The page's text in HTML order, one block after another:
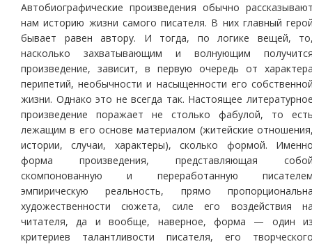
Автобиографические произведения обычно
нам историю жизни самого писателя. В них главный
бывает равен автору. И тогда, по логике вещей,
насколько захватывающим и волнующим
произведение, зависит, в первую очередь от
перипетий, необычности и насыщенности его
жизни. Однако это не всегда так. Настоящее
произведение поражает не столько фабулой, то
лежащим в его основе материалом (житейские
истории, случаи, характеры), сколько формой.
форма произведения, представляющая
скомпонованную и переработанную
эмпирическую реальность, прямо
художественности сюжета, силе его воздействия
читателя, да и вообще, наверное, форма — один
критериев талантливости писателя, его